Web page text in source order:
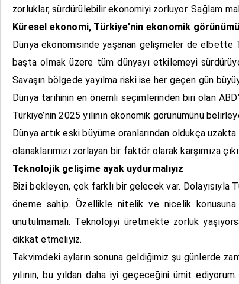
zorluklar, sürdürülebilir ekonomiyi zorluyor. Sağlam
Küresel ekonomi, Türkiye’nin ekonomik
Dünya ekonomisinde yaşanan gelişmeler de elbette
başta olmak üzere tüm dünyayı etkilemeyi
Savaşın bölgede yayılma riski ise her geçen gün
Dünya tarihinin en önemli seçimlerinden biri olan
Türkiye’nin 2025 yılının ekonomik görünümünü
Dünya artık eski büyüme oranlarından oldukça
olanaklarımızı zorlayan bir faktör olarak karşımıza
Teknolojik gelişime ayak uydurmalıyız
Bizi bekleyen, çok farklı bir gelecek var. Dolayısıyla
öneme sahip. Özellikle nitelik ve nicelik
unutulmamalı. Teknolojiyi üretmekte zorluk
dikkat etmeliyiz.
Takvimdeki ayların sonuna geldiğimiz şu günlerde
yılının, bu yıldan daha iyi geçeceğini ümit